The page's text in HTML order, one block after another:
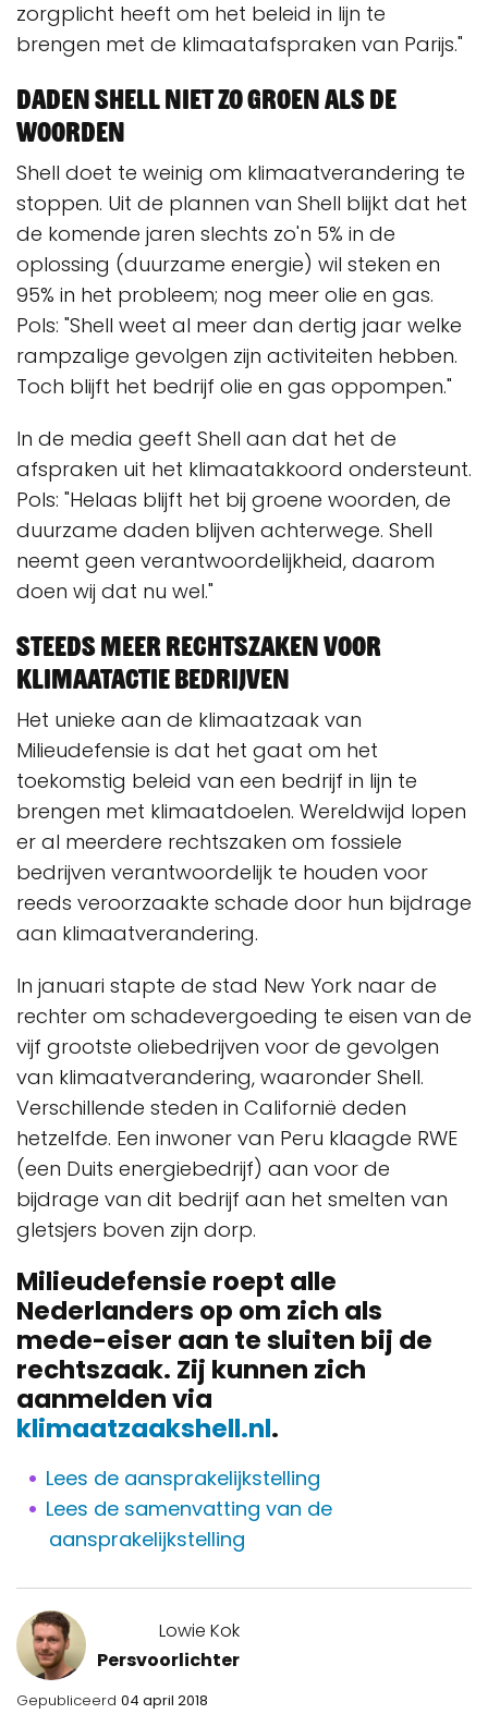
zorgplicht heeft om het beleid in lijn te
brengen met de klimaatafspraken van Parijs."
Daden Shell niet zo groen als de
woorden
Shell doet te weinig om klimaatverandering te
stoppen. Uit de plannen van Shell blijkt dat het
de komende jaren slechts zo'n 5% in de
oplossing (duurzame energie) wil steken en
95% in het probleem; nog meer olie en gas.
Pols: "Shell weet al meer dan dertig jaar welke
rampzalige gevolgen zijn activiteiten hebben.
Toch blijft het bedrijf olie en gas oppompen."
In de media geeft Shell aan dat het de
afspraken uit het klimaatakkoord ondersteunt.
Pols: "Helaas blijft het bij groene woorden, de
duurzame daden blijven achterwege. Shell
neemt geen verantwoordelijkheid, daarom
doen wij dat nu wel."
Steeds meer rechtszaken voor
klimaatactie bedrijven
Het unieke aan de klimaatzaak van
Milieudefensie is dat het gaat om het
toekomstig beleid van een bedrijf in lijn te
brengen met klimaatdoelen. Wereldwijd lopen
er al meerdere rechtszaken om fossiele
bedrijven verantwoordelijk te houden voor
reeds veroorzaakte schade door hun bijdrage
aan klimaatverandering.
In januari stapte de stad New York naar de
rechter om schadevergoeding te eisen van de
vijf grootste oliebedrijven voor de gevolgen
van klimaatverandering, waaronder Shell.
Verschillende steden in Californië deden
hetzelfde. Een inwoner van Peru klaagde RWE
(een Duits energiebedrijf) aan voor de
bijdrage van dit bedrijf aan het smelten van
gletsjers boven zijn dorp.
Milieudefensie roept alle
Nederlanders op om zich als
mede-eiser aan te sluiten bij de
rechtszaak. Zij kunnen zich
aanmelden via
klimaatzaakshell.nl.
Lees de aansprakelijkstelling
Lees de samenvatting van de
aansprakelijkstelling
Gepubliceerd 04 april 2018
Lowie Kok
Persvoorlichter